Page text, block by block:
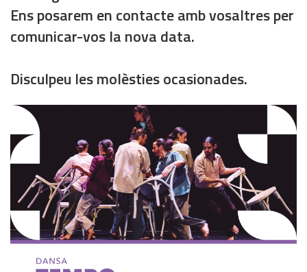
Ens posarem en contacte amb vosaltres per
comunicar-vos la nova data.
Disculpeu les molèsties ocasionades.